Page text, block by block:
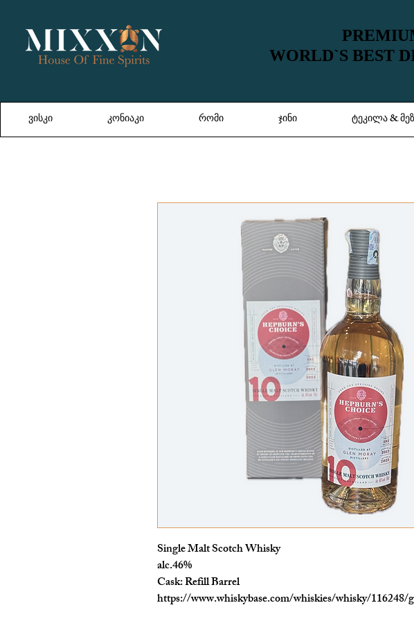
WORLD`S BEST
WORLD`S BEST
Single Malt Scotch Whisky
alc.46%
Cask: Refill Barrel
https://www.whiskybase.com/whiskies/whisky/116248/
ვისკი კონიაკი რომი ჯინი ტეკილა &